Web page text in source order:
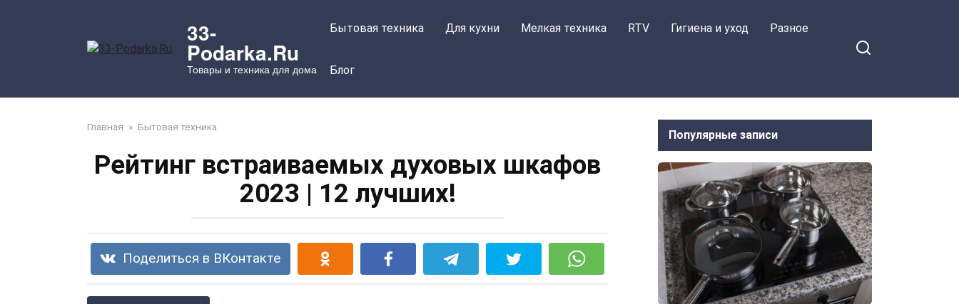
33-
Podarka.Ru
Товары и техника для дома
Бытовая техника Для кухни Мелкая техника RTV Гигиена и уход Разное
Блог
Главная » Бытовая техника
Рейтинг встраиваемых духовых шкафов
2023 | 12 лучших!
Поделиться в ВКонтакте
Популярные записи